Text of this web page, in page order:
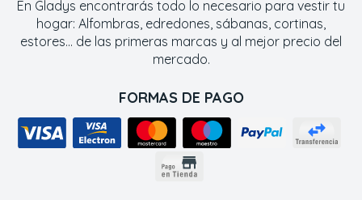
En Gladys encontrarás todo lo necesario para vestir tu
hogar: Alfombras, edredones, sábanas, cortinas,
estores... de las primeras marcas y al mejor precio del
mercado.
FORMAS DE PAGO